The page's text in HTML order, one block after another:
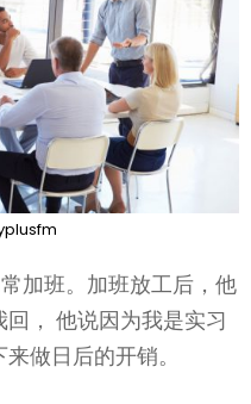
加班。加班放工后，他
， 他说因为我是实习
做日后的开销。